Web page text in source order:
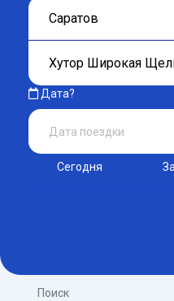
Дата?
Сегодня
Поиск